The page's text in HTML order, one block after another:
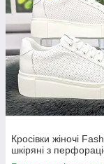
Кросівки жіночі
шкіряні з